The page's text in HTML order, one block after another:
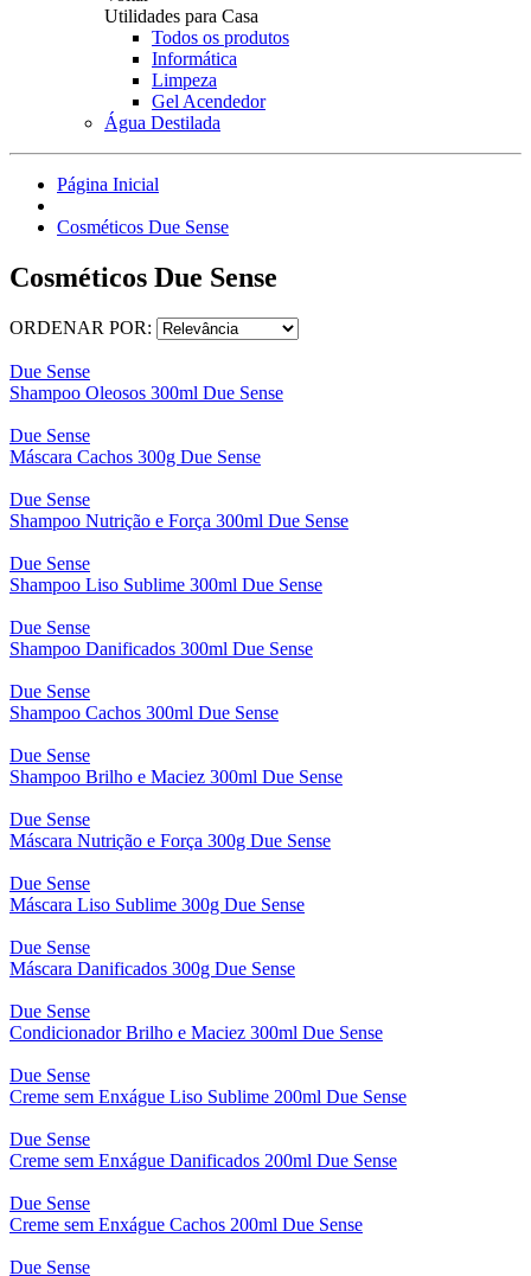
Utilidades para Casa
Todos os produtos
Informática
Limpeza
Gel Acendedor
Água Destilada
Página Inicial
Cosméticos Due Sense
Cosméticos Due Sense
ORDENAR POR:
Due Sense
Shampoo Oleosos 300ml Due Sense
Due Sense
Máscara Cachos 300g Due Sense
Due Sense
Shampoo Nutrição e Força 300ml Due Sense
Due Sense
Shampoo Liso Sublime 300ml Due Sense
Due Sense
Shampoo Danificados 300ml Due Sense
Due Sense
Shampoo Cachos 300ml Due Sense
Due Sense
Shampoo Brilho e Maciez 300ml Due Sense
Due Sense
Máscara Nutrição e Força 300g Due Sense
Due Sense
Máscara Liso Sublime 300g Due Sense
Due Sense
Máscara Danificados 300g Due Sense
Due Sense
Condicionador Brilho e Maciez 300ml Due Sense
Due Sense
Creme sem Enxágue Liso Sublime 200ml Due Sense
Due Sense
Creme sem Enxágue Danificados 200ml Due Sense
Due Sense
Creme sem Enxágue Cachos 200ml Due Sense
Due Sense